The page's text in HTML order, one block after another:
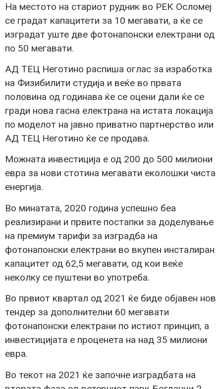
На местото на стариот рудник во РЕК Осломеј
се градат капацитети за 10 мегавати, а ќе се
изградат уште две фотонапонски електрани од
по 50 мегавати.
АД ТЕЦ Неготино распиша оглас за изработка
на Физибилити студија и веќе во првата
половина од годинава ќе се оцени дали ќе се
гради нова гасна електрана на истата локација
по моделот на јавно приватно партнерство или
АД ТЕЦ Неготино ќе се продава.
Можната инвестиција е од 200 до 500 милиони
евра за нови стотина мегавати еколошки чиста
енергија.
Во минатата, 2020 година успешно беа
реализирани и првите постапки за доделување
на премиум тарифи за изградба на
фотонапонски електрани во вкупен инсталиран
капацитет од 62,5 мегавати, од кои веќе
неколку се пуштени во употреба.
Во првиот квартал од 2021 ќе биде објавен нов
тендер за дополнителни 60 мегавати
фотонапонски електрани по истиот принцип, а
инвестицијата е проценета на над 35 милиони
евра.
Во текот на 2021 ќе започне изградбата на